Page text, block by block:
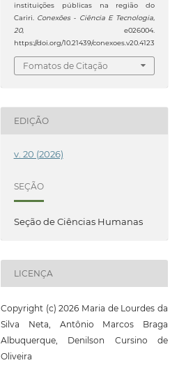
instituições públicas na região do
Cariri. Conexões - Ciência E Tecnologia,
20, e026004.
https://doi.org/10.21439/conexoes.v20.4123
Fomatos de Citação
EDIÇÃO
v. 20 (2026)
SEÇÃO
Seção de Ciências Humanas
LICENÇA
Copyright (c) 2026 Maria de Lourdes da
Silva Neta, Antônio Marcos Braga
Albuquerque, Denilson Cursino de
Oliveira